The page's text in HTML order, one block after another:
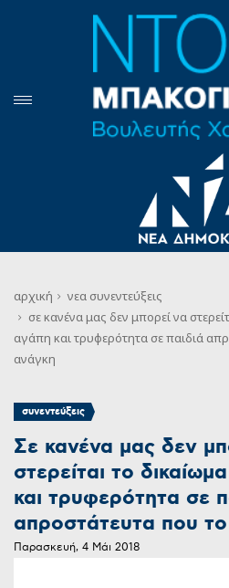
αρχική νεα συνεντεύξεις
σε κανένα μας δεν μπορεί να
αγάπη και τρυφερότητα σε παιδιά
ανάγκη
συνεντεύξεις
Σε κανένα μας δεν
στερείται το
και τρυφερότητα σε
απροστάτευτα που
Παρασκευή, 4 Μάι 2018